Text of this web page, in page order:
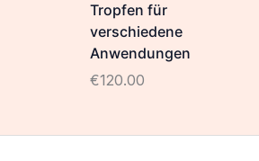
Tropfen für
verschiedene
Anwendungen
€120.00